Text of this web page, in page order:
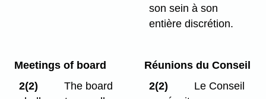
son sein à son
entière discrétion.
Meetings of board
2(2)
The board
Réunions du Conseil
2(2)
Le Conseil